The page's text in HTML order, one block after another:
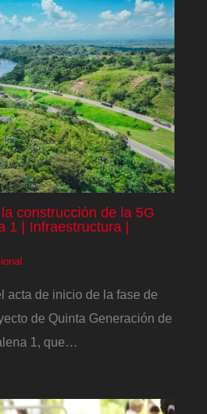
construcción de la 5G
1 | Infraestructura |
acta de inicio de la fase de
de Quinta Generación de
1, que…